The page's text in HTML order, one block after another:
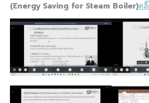
(Energy Saving for Steam Boiler)ค